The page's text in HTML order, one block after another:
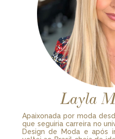
Layla
Apaixonada por moda
que seguiria carreira no
Design de Moda e após